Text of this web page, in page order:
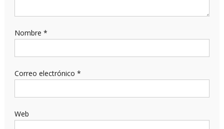
Nombre *
Correo electrónico *
Web